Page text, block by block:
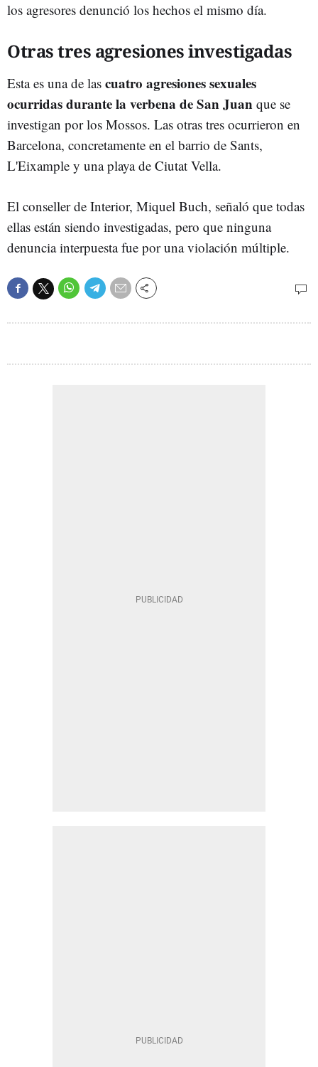
los agresores denunció los hechos el mismo día.
Otras tres agresiones investigadas
Esta es una de las cuatro agresiones sexuales
ocurridas durante la verbena de San Juan que se
investigan por los Mossos. Las otras tres ocurrieron en
Barcelona, concretamente en el barrio de Sants,
L'Eixample y una playa de Ciutat Vella.
El conseller de Interior, Miquel Buch, señaló que todas
ellas están siendo investigadas, pero que ninguna
denuncia interpuesta fue por una violación múltiple.